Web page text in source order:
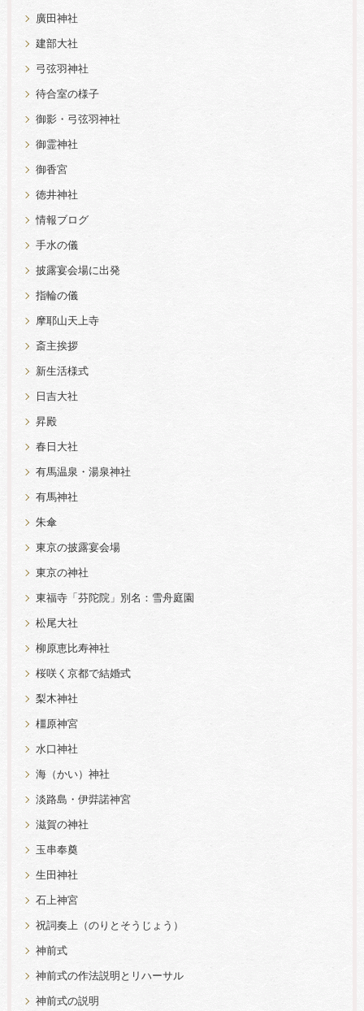
廣田神社
建部大社
弓弦羽神社
待合室の様子
御影・弓弦羽神社
御霊神社
御香宮
徳井神社
情報ブログ
手水の儀
披露宴会場に出発
指輪の儀
摩耶山天上寺
斎主挨拶
新生活様式
日吉大社
昇殿
春日大社
有馬温泉・湯泉神社
有馬神社
朱傘
東京の披露宴会場
東京の神社
東福寺「芬陀院」別名：雪舟庭園
松尾大社
柳原恵比寿神社
桜咲く京都で結婚式
梨木神社
橿原神宮
水口神社
海（かい）神社
淡路島・伊弉諾神宮
滋賀の神社
玉串奉奠
生田神社
石上神宮
祝詞奏上（のりとそうじょう）
神前式
神前式の作法説明とリハーサル
神前式の説明